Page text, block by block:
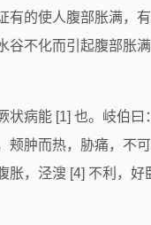
有的使人腹部胀满，
谷不化而引起腹部胀
状病能 [1] 也。岐伯
颊肿而热，胁痛，不
胀，泾溲 [4] 不利，